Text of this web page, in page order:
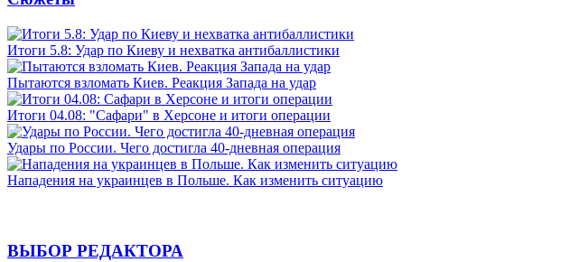
Итоги 5.8: Удар по Киеву и нехватка антибаллистики
Пытаются взломать Киев. Реакция Запада на удар
Итоги 04.08: "Сафари" в Херсоне и итоги операции
Удары по России. Чего достигла 40-дневная операция
Нападения на украинцев в Польше. Как изменить ситуацию
ВЫБОР РЕДАКТОРА